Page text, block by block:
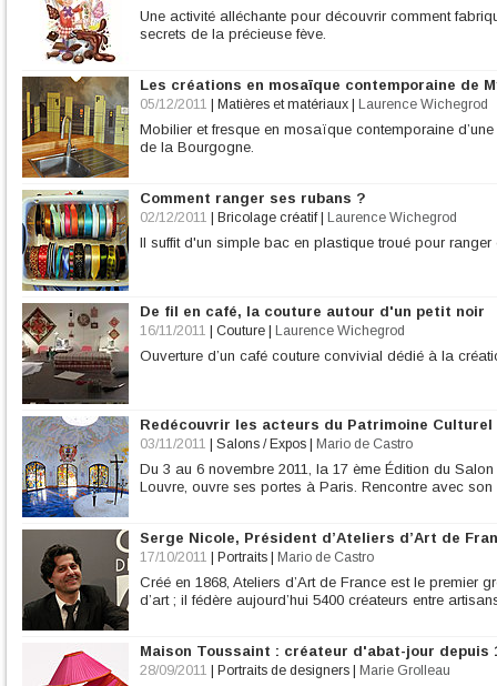
Une activité alléchante pour découvrir comment
secrets de la précieuse fève.
Les créations en mosaïque contemporaine de
05/12/2011 Matières et matériaux Laurence Wichegrod
Mobilier et fresque en mosaïque contemporaine
de la Bourgogne.
Comment ranger ses rubans ?
02/12/2011 Bricolage créatif| Laurence Wichegrod
Il suffit d'un simple bac en plastique troué pour ranger
De fil en café, la couture autour d'un petit noir
16/11/2011 Couture Laurence Wichegrod
Ouverture d’un café couture convivial dédié à la
Redécouvrir les acteurs du Patrimoine Culturel
03/11/2011 Salons / Expos Mario de Castro
Du 3 au 6 novembre 2011, la 17 ème Édition du
Louvre, ouvre ses portes à Paris. Rencontre avec son
Serge Nicole, Président d’Ateliers d’Art de
17/10/2011 Portraits Mario de Castro
Créé en 1868, Ateliers d’Art de France est le premier
d’art ; il fédère aujourd’hui 5400 créateurs entre
Maison Toussaint : créateur d'abat-jour depuis
28/09/2011 Portraits de designers Marie Grolleau